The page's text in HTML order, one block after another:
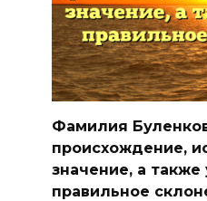
Фамилия
происхождение,
значение, а также
правильное